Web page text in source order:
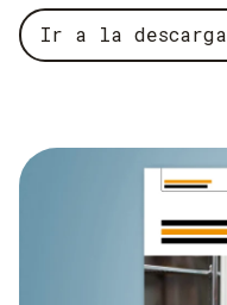
Ir a la descarga